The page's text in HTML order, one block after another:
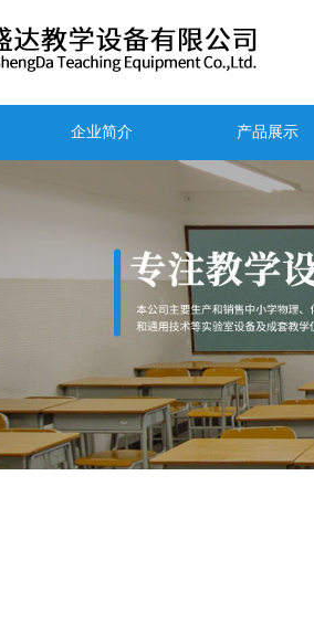
企业简介 产品展示